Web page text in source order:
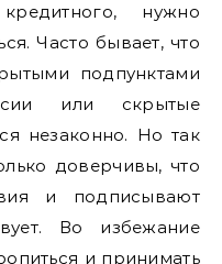
нужно
Часто бывает, что
подпунктами
или скрытые
незаконно. Но так
доверчивы, что
и подписывают
Во избежание
и принимать